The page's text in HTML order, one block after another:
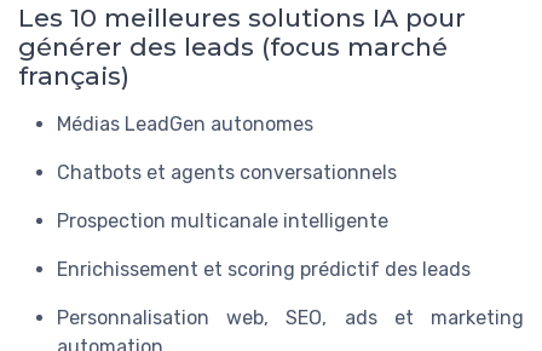
Les 10 meilleures solutions IA pour
générer des leads (focus marché
français)
Médias LeadGen autonomes
Chatbots et agents conversationnels
Prospection multicanale intelligente
Enrichissement et scoring prédictif des leads
Personnalisation web, SEO, ads et marketing